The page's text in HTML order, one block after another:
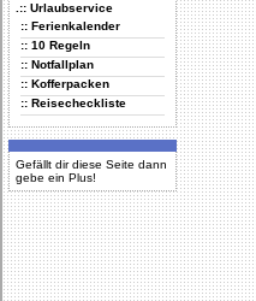
.:: Urlaubservice
:: Ferienkalender
:: 10 Regeln
:: Notfallplan
:: Kofferpacken
:: Reisecheckliste
Gefällt dir diese Seite dann
gebe ein Plus!